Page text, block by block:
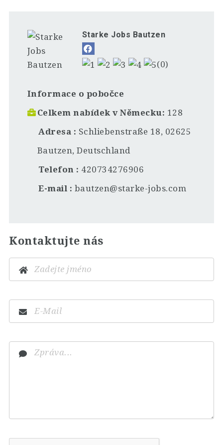
Starke Jobs Bautzen
(0)
Informace o pobočce
Celkem nabídek v Německu 128
Adresa
Schliebenstraße 18, 02625
Bautzen, Deutschland
Telefon
420734276906
E-mail
bautzen@starke-jobs.com
Kontaktujte nás